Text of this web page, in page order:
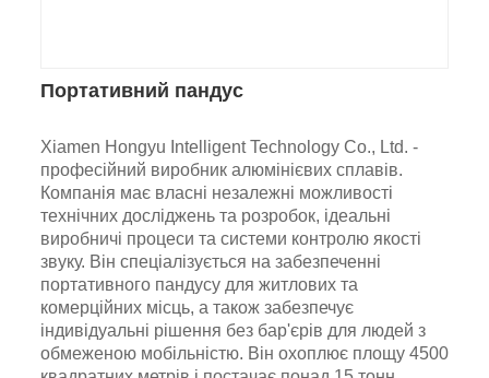
Портативний пандус
Xiamen Hongyu Intelligent Technology Co., Ltd. -
професійний виробник алюмінієвих сплавів.
Компанія має власні незалежні можливості
технічних досліджень та розробок, ідеальні
виробничі процеси та системи контролю якості
звуку. Він спеціалізується на забезпеченні
портативного пандусу для житлових та
комерційних місць, а також забезпечує
індивідуальні рішення без бар'єрів для людей з
обмеженою мобільністю. Він охоплює площу 4500